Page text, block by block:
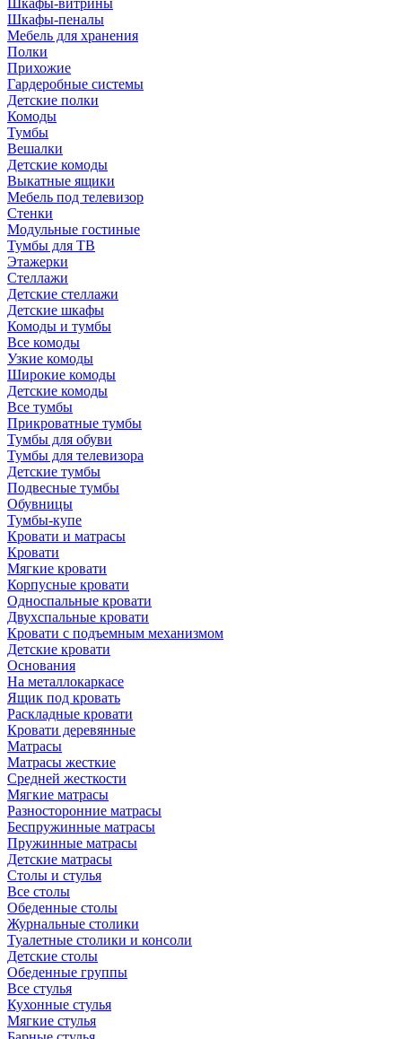
Шкафы-витрины
Шкафы-пеналы
Мебель для хранения
Полки
Прихожие
Гардеробные системы
Детские полки
Комоды
Тумбы
Вешалки
Детские комоды
Выкатные ящики
Мебель под телевизор
Стенки
Модульные гостиные
Тумбы для ТВ
Этажерки
Стеллажи
Детские стеллажи
Детские шкафы
Комоды и тумбы
Все комоды
Узкие комоды
Широкие комоды
Детские комоды
Все тумбы
Прикроватные тумбы
Тумбы для обуви
Тумбы для телевизора
Детские тумбы
Подвесные тумбы
Обувницы
Тумбы-купе
Кровати и матрасы
Кровати
Мягкие кровати
Корпусные кровати
Односпальные кровати
Двухспальные кровати
Кровати с подъемным механизмом
Детские кровати
Основания
На металлокаркасе
Ящик под кровать
Раскладные кровати
Кровати деревянные
Матрасы
Матрасы жесткие
Средней жесткости
Мягкие матрасы
Разносторонние матрасы
Беспружинные матрасы
Пружинные матрасы
Детские матрасы
Столы и стулья
Все столы
Обеденные столы
Журнальные столики
Туалетные столики и консоли
Детские столы
Обеденные группы
Все стулья
Кухонные стулья
Мягкие стулья